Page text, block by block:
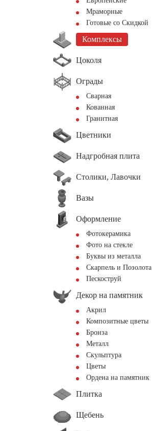
Мраморные
Готовые со Скидкой
Комплексы
Цоколя
Ограды
Сварная
Кованная
Гранитная
Цветники
Надгробная плита
Столики, Лавочки
Вазы
Оформление
Фотокерамика
Фото на стекле
Буквы из металла
Скарпель и Позолота
Пескоструй
Декор на памятник
Акрил
Композитные цветы
Бронза
Металл
Скульптура
Цветы
Ордена на памятник
Плитка
Щебень